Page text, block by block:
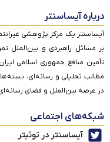
درباره آیساسنتر
آیساسنتر یک مرکز پژوهشی
بر مسائل راهبردی و بین‌الملل
تأمین منافع جمهوری اسلامی
مطالب تحلیلی و رسانه‌ای،
در عرصه بین‌الملل و فضای رسانه‌ای
شبکه‌های اجتماعی
آیساسنتر در توئیتر